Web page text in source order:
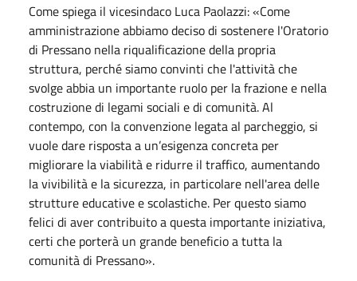
Come spiega il vicesindaco Luca Paolazzi: «Come
amministrazione abbiamo deciso di sostenere l'Oratorio
di Pressano nella riqualificazione della propria
struttura, perché siamo convinti che l'attività che
svolge abbia un importante ruolo per la frazione e nella
costruzione di legami sociali e di comunità. Al
contempo, con la convenzione legata al parcheggio, si
vuole dare risposta a un’esigenza concreta per
migliorare la viabilità e ridurre il traffico, aumentando
la vivibilità e la sicurezza, in particolare nell'area delle
strutture educative e scolastiche. Per questo siamo
felici di aver contribuito a questa importante iniziativa,
certi che porterà un grande beneficio a tutta la
comunità di Pressano».